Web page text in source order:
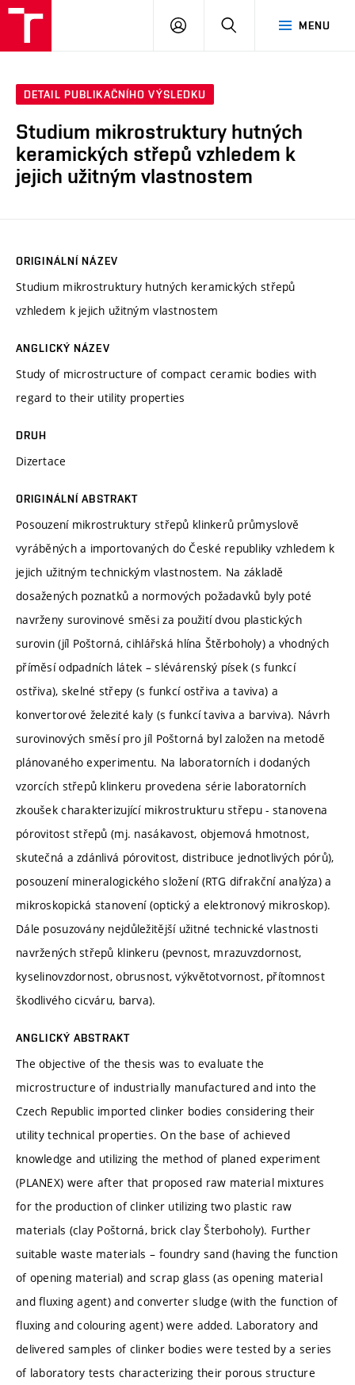
MENU
PŘIHLÁSIT
DETAIL PUBLIKAČNÍHO VÝSLEDKU
Studium mikrostruktury hutných
keramických střepů vzhledem k
jejich užitným vlastnostem
ORIGINÁLNÍ NÁZEV
Studium mikrostruktury hutných keramických střepů
vzhledem k jejich užitným vlastnostem
ANGLICKÝ NÁZEV
Study of microstructure of compact ceramic bodies with
regard to their utility properties
DRUH
Dizertace
ORIGINÁLNÍ ABSTRAKT
Posouzení mikrostruktury střepů klinkerů průmyslově
vyráběných a importovaných do České republiky vzhledem k
jejich užitným technickým vlastnostem. Na základě
dosažených poznatků a normových požadavků byly poté
navrženy surovinové směsi za použití dvou plastických
surovin (jíl Poštorná, cihlářská hlína Štěrboholy) a vhodných
příměsí odpadních látek – slévárenský písek (s funkcí
ostřiva), skelné střepy (s funkcí ostřiva a taviva) a
konvertorové železité kaly (s funkcí taviva a barviva). Návrh
surovinových směsí pro jíl Poštorná byl založen na metodě
plánovaného experimentu. Na laboratorních i dodaných
vzorcích střepů klinkeru provedena série laboratorních
zkoušek charakterizující mikrostrukturu střepu - stanovena
pórovitost střepů (mj. nasákavost, objemová hmotnost,
skutečná a zdánlivá pórovitost, distribuce jednotlivých pórů),
posouzení mineralogického složení (RTG difrakční analýza) a
mikroskopická stanovení (optický a elektronový mikroskop).
Dále posuzovány nejdůležitější užitné technické vlastnosti
navržených střepů klinkeru (pevnost, mrazuvzdornost,
kyselinovzdornost, obrusnost, výkvětotvornost, přítomnost
škodlivého cicváru, barva).
ANGLICKÝ ABSTRAKT
The objective of the thesis was to evaluate the
microstructure of industrially manufactured and into the
Czech Republic imported clinker bodies considering their
utility technical properties. On the base of achieved
knowledge and utilizing the method of planed experiment
(PLANEX) were after that proposed raw material mixtures
for the production of clinker utilizing two plastic raw
materials (clay Poštorná, brick clay Šterboholy). Further
suitable waste materials – foundry sand (having the function
of opening material) and scrap glass (as opening material
and fluxing agent) and converter sludge (with the function of
fluxing and colouring agent) were added. Laboratory and
delivered samples of clinker bodies were tested by a series
of laboratory tests characterizing their porous structure